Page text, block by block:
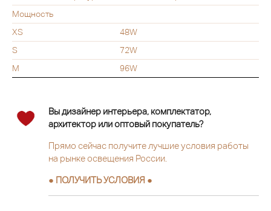
Мощность
XS
48W
S
72W
M
96W
Вы дизайнер интерьера, комплектатор,
архитектор или оптовый покупатель?
Прямо сейчас получите лучшие условия работы
на рынке освещения России.
● ПОЛУЧИТЬ УСЛОВИЯ ●